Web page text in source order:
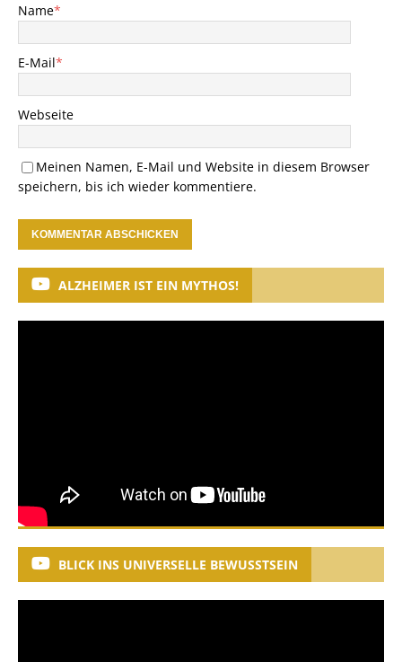
Name*
E-Mail*
Webseite
Meinen Namen, E-Mail und Website in diesem Browser
speichern, bis ich wieder kommentiere.
ALZHEIMER IST EIN MYTHOS!
BLICK INS UNIVERSELLE BEWUSSTSEIN